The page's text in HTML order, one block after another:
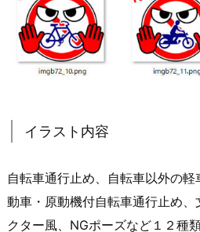
イラスト内容
自転車通行止め、自転車以外の
動車・原動機付自転車通行止め
クター風、NGポーズなど１２種類